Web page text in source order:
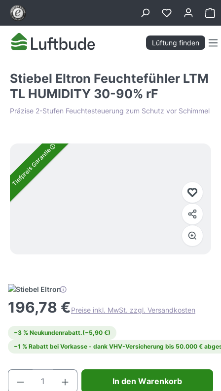
springen
Lüftung finden
Stiebel Eltron Feuchtefühler LTM
TL HUMIDITY 30-90% rF
Präzise 2-Stufen Feuchtesteuerung zum Schutz vor Schimmel
Bildergalerie überspringen
Tiefpreis Garantie
196,78 €Preise inkl. MwSt. zzgl. Versandkosten
−3 % Neukundenrabatt.(−5,90 €)
−1 % Rabatt bei Vorkasse - dank VHV-Versicherung bis 50.000 €
Produkt Anzahl: Gib den gewünschten
In den Warenkorb